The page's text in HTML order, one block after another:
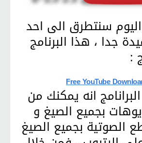
سنتطرق الى احد
جدا ، هذا البرنامج
:
Free YouTube
انه يمكنك من
بجميع الصيغ و
الصوتية بجميع الصيغ